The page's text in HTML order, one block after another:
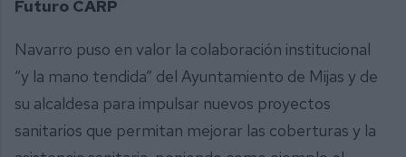
Futuro CARP
Navarro puso en valor la colaboración institucional
“y la mano tendida” del Ayuntamiento de Mijas y de
su alcaldesa para impulsar nuevos proyectos
sanitarios que permitan mejorar las coberturas y la